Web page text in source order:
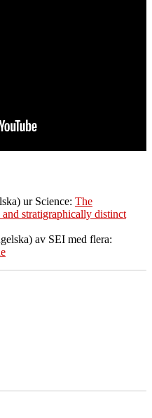
ur Science: The
stratigraphically distinct
av SEI med flera: